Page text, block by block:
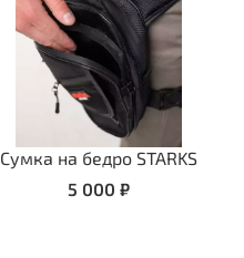
Сумка на бедро STARKS
5 000 ₽